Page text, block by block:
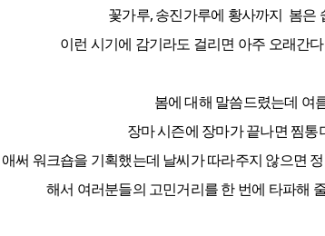
꽃가루, 송진가루에 황사까지 봄은
이런 시기에 감기라도 걸리면 아주 오래간
봄에 대해 말씀드렸는데 여
장마 시즌에 장마가 끝나면 찜통
애써 워크숍을 기획했는데 날씨가 따라주지 않으면
해서 여러분들의 고민거리를 한 번에 타파해